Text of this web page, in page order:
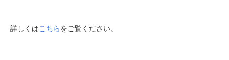
詳しくはこちらをご覧ください。